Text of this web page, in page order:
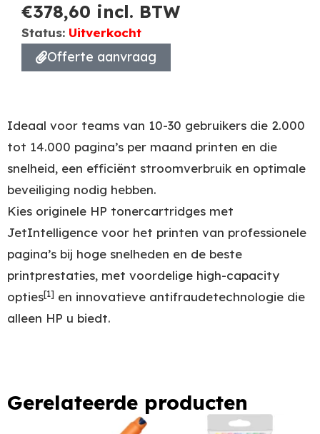
€378,60 incl. BTW
Status: Uitverkocht
Offerte aanvraag
Ideaal voor teams van 10-30 gebruikers die 2.000
tot 14.000 pagina’s per maand printen en die
snelheid, een efficiënt stroomverbruik en optimale
beveiliging nodig hebben.
Kies originele HP tonercartridges met
JetIntelligence voor het printen van professionele
pagina’s bij hoge snelheden en de beste
printprestaties, met voordelige high-capacity
opties[1] en innovatieve antifraudetechnologie die
alleen HP u biedt.
Gerelateerde producten